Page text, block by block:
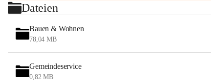
Dateien
Bauen & Wohnen
78,04 MB
Gemeindeservice
0,82 MB